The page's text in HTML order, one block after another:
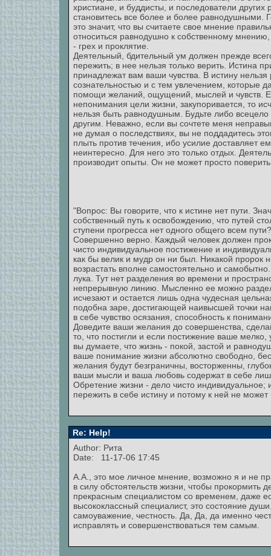
христиане, и буддисты, и последователи
становитесь все более и более равнодушными.
это значит, что вы считаете свое мнение
относиться равнодушно к собственному
- грех и проклятие.
Деятельный, бдительный ум должен прежде
пережить; в нее нельзя только верить. Истина
принадлежат вам ваши чувства. В истину
сознательностью и с тем увлечением, которые
помощи желаний, ощущений, мыслей и чувств.
непонимания цели жизни, закупоривается, то
нельзя быть равнодушным. Будьте либо
другим. Неважно, если вы сочтете меня
не думая о последствиях, вы не поддадитесь
плыть против течения, ибо усилие доставляет
неинтересно. Для него это только отдых.
производит опыты. Он не может просто
"Вопрос: Вы говорите, что к истине нет пути.
собственный путь к освобождению, что путей
ступени прогресса нет одного общего всем пути?
Совершенно верно. Каждый человек должен
чисто индивидуальное постижение и
как бы велик и мудр он ни был. Никакой пророк
возрастать вполне самостоятельно и
лука. Тут нет разделения во времени и
непрерывную линию. Мысленно ее можно
исчезают и остается лишь одна чудесная
подобна заре, достигающей наивысшей точки
в себе чувство осязания, способность к
Доведите ваши желания до совершенства,
то, что постигли и если постижение ваше
вы думаете, что жизнь - покой, застой и
ваше понимание жизни абсолютно свободно,
желания будут безграничны, восторженны,
ваши мысли и ваша любовь содержат в себе
Обретение жизни - дело чисто
пережить в себе истину и потому к ней не может
Re: Help!
Author: Рита
Date: 11-17-06 17:45
А.А., это мое личное мнение, возможно я и не
в силу обстоятельств жизни, чтобы прокормить
прекрасным специалистом со временем, даже
высококлассный специалист, это состояние
самоуважение, честность. Да, Да, да именно
исправлять и совершенствоваться тем самым.